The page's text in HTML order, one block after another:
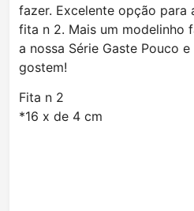
fazer. Excelente opção para
fita n 2. Mais um modelinho
a nossa Série Gaste Pouco
gostem!
Fita n 2
*16 x de 4 cm